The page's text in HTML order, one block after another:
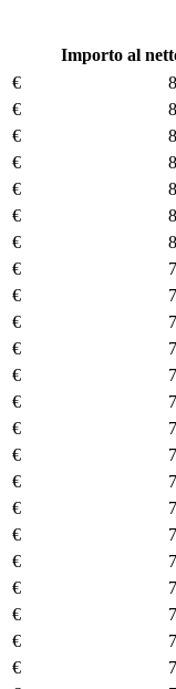
Importo al
€
€
€
€
€
€
€
€
€
€
€
€
€
€
€
€
€
€
€
€
€
€
€